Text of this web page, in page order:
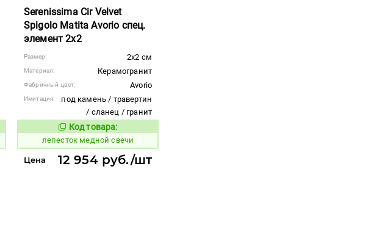
Serenissima Cir Velvet
Spigolo Matita Avorio спец.
элемент 2x2
Размер: 2x2 см
Материал: Керамогранит
Фабричный цвет: Avorio
Имитация:
под камень / травертин
/ сланец / гранит
Код товара:
866209Код товара:
лепесток медной свечи
Цена 12 954 руб./шт